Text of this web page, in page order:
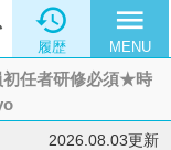

履歴
menu
MENU
初任者研修必須★時
2026.08.03更新